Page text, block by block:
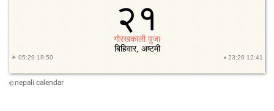
© nepali calendar